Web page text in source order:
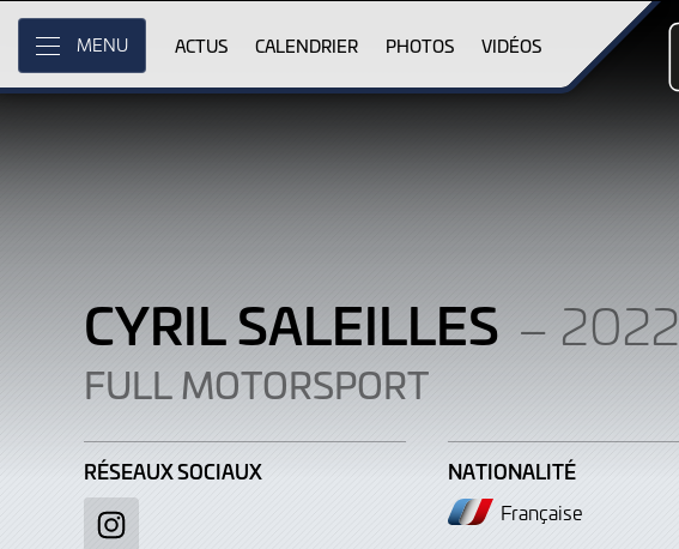
Skip
Main
Content
MENU ACTUS CALENDRIER PHOTOS VIDÉOS
Cyril
Saleilles
CYRIL SALEILLES – 2022
FULL MOTORSPORT
RÉSEAUX SOCIAUX
Instagram
NATIONALITÉ
Française